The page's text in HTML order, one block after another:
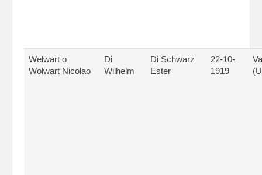
Welwart o
Wolwart Nicolao
Di
Wilhelm
Di Schwarz
Ester
22-10-
1919